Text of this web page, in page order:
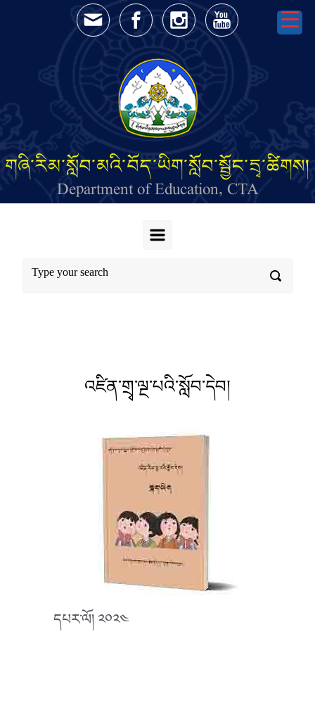
Skip to main content
གཞི་རིམ་སློབ་མའི་བོད་ཡིག་སློབ་སྦྱོང་དྲྭ་ཚིགས།
Department of Education, CTA
འཛིན་གྲྭ་ལྔ་པའི་སློབ་དེབ།
དཔར་ལོ། ༢༠༢༤